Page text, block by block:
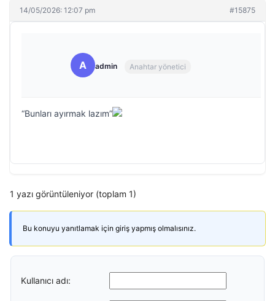
14/05/2026: 12:07 pm #15875
A admin Anahtar yönetici
“Bunları ayırmak lazım”
1 yazı görüntüleniyor (toplam 1)
Bu konuyu yanıtlamak için giriş yapmış olmalısınız.
Kullanıcı adı: